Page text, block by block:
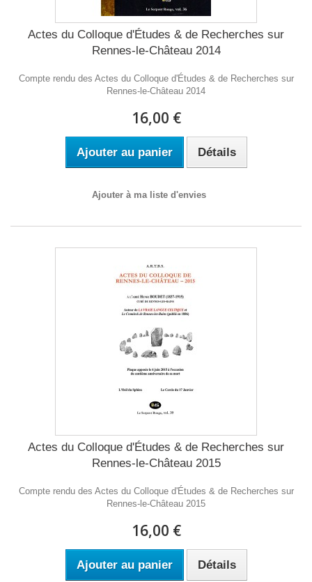
Actes du Colloque d'Études & de Recherches sur
Rennes-le-Château 2014
Compte rendu des Actes du Colloque d'Études & de Recherches sur
Rennes-le-Château 2014
16,00 €
Ajouter au panier Détails
Ajouter à ma liste d'envies
Actes du Colloque d'Études & de Recherches sur
Rennes-le-Château 2015
Compte rendu des Actes du Colloque d'Études & de Recherches sur
Rennes-le-Château 2015
16,00 €
Ajouter au panier Détails